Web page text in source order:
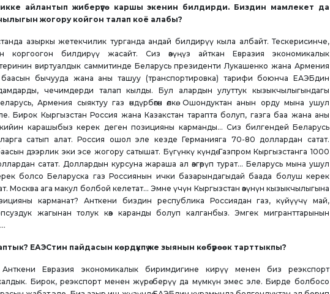
айлантып жиберүүгө каршы экенин билдирди. Биздин мамлекет да
жогору койгон талап коё алабы?
азыркы жетекчилик турганда андай билдирүү кыла албайт. Тескерисинче,
коргоогон билдирүү жасайт. Сиз өзүңүз айткан Евразия экономикалык
виртуалдык саммитинде Беларусь президенти Лукашенко жана Армения
бычууда жана аны ташуу (транспортировка) тарифи боюнча ЕАЭБдин
чечимдерди талап кылды. Бул алардын улуттук кызыкчылыгындагы
Армения сыяктуу газ өндүрбөгөн өлкө. Ошондуктан анын орду мына ушул
Бирок Кыргызстан Россия жана Казакстан тарапта болуп, газга баа жана аны
карашыбыз керек деген позицияны карманды... Сиз билгендей Беларусь
сатып алат. Россия ошол эле кезде Германияга 70-80 доллардан сатат.
дээрлик эки эсе жогору сатышат. Бүгүнкү күндө Газпром Кыргызстанга 1000
сатат. Доллардын курсуна жараша ал өзгөрүп турат... Беларусь мына ушул
болсо Беларуска газ Россиянын ички базарындагыдай баада болуш керек
Москва ага макул болбой келетат... Эмне үчүн Кыргызстан өзүнүн кызыкчылыгына
карманат? Анткени биздин республика Россиядан газ, күйүүчү май,
жагынан толук көз каранды болуп калганбыз. Эмгек мигранттарынын
ЕАЭСтин пайдасын көрдүкпү же зыянын көбүрөөк тарттыкпы?
Евразия экономикалык биримдигине кирүү менен биз реэкспорт
Бирок, реэкспорт менен жүрө берүү да мүмкүн эмес эле. Бирде болбосо